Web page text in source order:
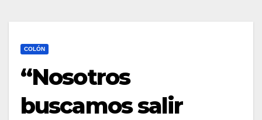
COLÓN
“Nosotros
buscamos salir